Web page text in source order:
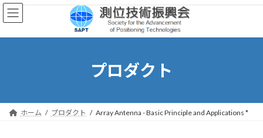
コ
ン
ン
ナ
ビ
ー
プロダクト
ホーム プロダクト Array Antenna - Basic Principle and Applications *